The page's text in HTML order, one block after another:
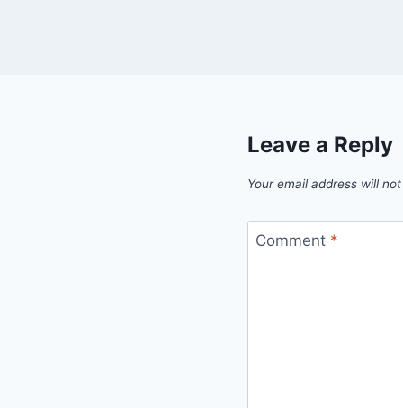
Leave a Reply
Your email address will
Comment *